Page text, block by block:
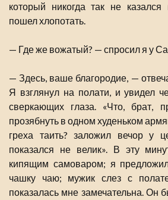
который никогда так не
пошел хлопотать.
— Где же вожатый? — спросил я у
— Здесь, ваше благородие, —
Я взглянул на полати, и увидел
сверкающих глаза. «Что, брат,
прозябнуть в одном худеньком
греха таить? заложил вечор у
показался не велик». В эту
кипящим самоваром; я
чашку чаю; мужик слез с
показалась мне замечательна. Он